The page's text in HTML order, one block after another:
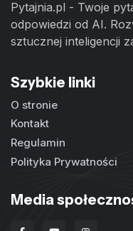
Pytajnia.pl - Twoje
odpowiedzi od AI.
sztucznej inteligencji
Szybkie linki
O stronie
Kontakt
Regulamin
Polityka Prywatności
Media